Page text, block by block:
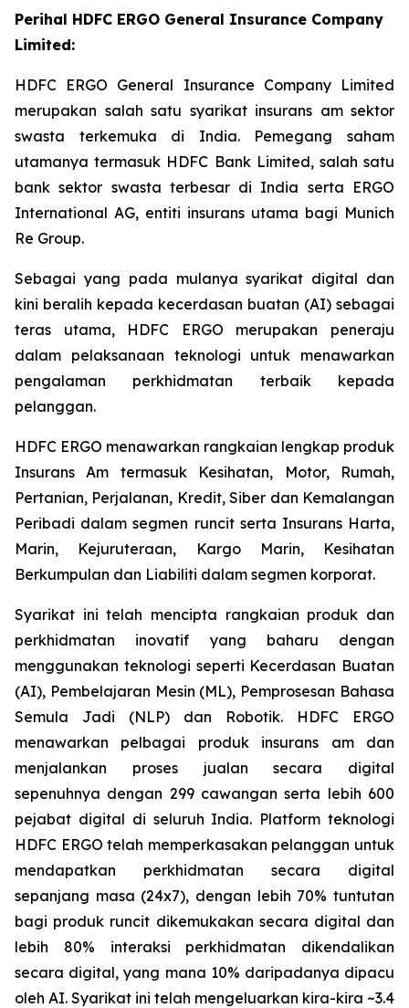
Perihal HDFC ERGO General Insurance Company
Limited:
HDFC ERGO General Insurance Company Limited
merupakan salah satu syarikat insurans am sektor
swasta terkemuka di India. Pemegang saham
utamanya termasuk HDFC Bank Limited, salah satu
bank sektor swasta terbesar di India serta ERGO
International AG, entiti insurans utama bagi Munich
Re Group.
Sebagai yang pada mulanya syarikat digital dan
kini beralih kepada kecerdasan buatan (AI) sebagai
teras utama, HDFC ERGO merupakan peneraju
dalam pelaksanaan teknologi untuk menawarkan
pengalaman perkhidmatan terbaik kepada
pelanggan.
HDFC ERGO menawarkan rangkaian lengkap produk
Insurans Am termasuk Kesihatan, Motor, Rumah,
Pertanian, Perjalanan, Kredit, Siber dan Kemalangan
Peribadi dalam segmen runcit serta Insurans Harta,
Marin, Kejuruteraan, Kargo Marin, Kesihatan
Berkumpulan dan Liabiliti dalam segmen korporat.
Syarikat ini telah mencipta rangkaian produk dan
perkhidmatan inovatif yang baharu dengan
menggunakan teknologi seperti Kecerdasan Buatan
(AI), Pembelajaran Mesin (ML), Pemprosesan Bahasa
Semula Jadi (NLP) dan Robotik. HDFC ERGO
menawarkan pelbagai produk insurans am dan
menjalankan proses jualan secara digital
sepenuhnya dengan 299 cawangan serta lebih 600
pejabat digital di seluruh India. Platform teknologi
HDFC ERGO telah memperkasakan pelanggan untuk
mendapatkan perkhidmatan secara digital
sepanjang masa (24x7), dengan lebih 70% tuntutan
bagi produk runcit dikemukakan secara digital dan
lebih 80% interaksi perkhidmatan dikendalikan
secara digital, yang mana 10% daripadanya dipacu
oleh AI. Syarikat ini telah mengeluarkan kira-kira ~3.4